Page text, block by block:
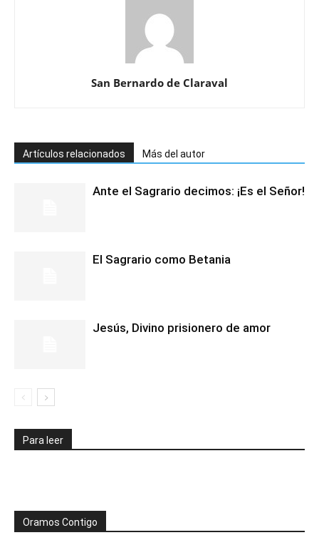
San Bernardo de Claraval
Artículos relacionados Más del autor
Ante el Sagrario decimos: ¡Es el Señor!
El Sagrario como Betania
Jesús, Divino prisionero de amor
Para leer
Oramos Contigo